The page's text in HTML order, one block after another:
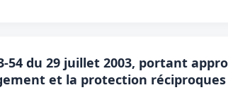
54 du 29 juillet 2003, portant
et la protection